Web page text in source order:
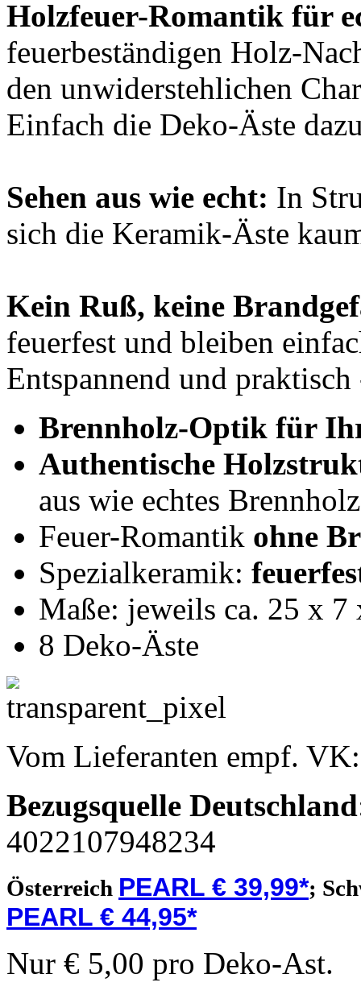
Holzfeuer-Romantik für
feuerbeständigen Holz-
den unwiderstehlichen
Einfach die Deko-Äste
Sehen aus wie echt: In
sich die Keramik-Äste
Kein Ruß, keine
feuerfest und bleiben
Entspannend und
Brennholz-Optik für
Authentische
aus wie echtes Brennholz
Feuer-Romantik ohne
Spezialkeramik:
Maße: jeweils ca. 25 x
8 Deko-Äste
Vom Lieferanten empf.
Bezugsquelle Deutschland
4022107948234
Österreich PEARL € 39,99*;
PEARL € 44,95*
Nur € 5,00 pro Deko-Ast.